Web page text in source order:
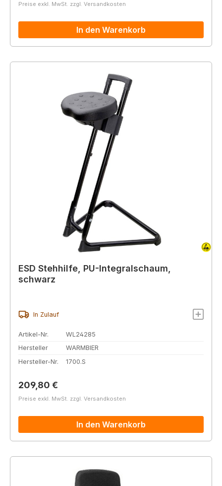
Preise exkl. MwSt. zzgl. Versandkosten
In den Warenkorb
ESD Stehhilfe, PU-Integralschaum,
schwarz
In Zulauf
Artikel-Nr.
WL24285
Hersteller
WARMBIER
Hersteller-Nr.
1700.S
Regulärer Preis:
209,80 €
Preise exkl. MwSt. zzgl. Versandkosten
In den Warenkorb